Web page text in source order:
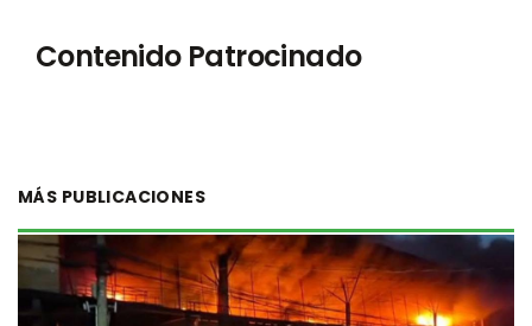
Contenido Patrocinado
MÁS PUBLICACIONES